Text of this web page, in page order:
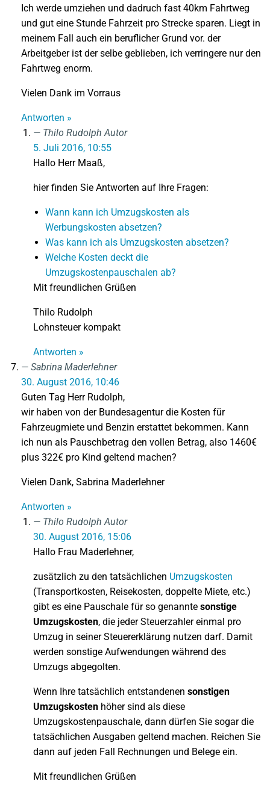
Ich werde umziehen und dadruch fast 40km Fahrtweg
und gut eine Stunde Fahrzeit pro Strecke sparen. Liegt in
meinem Fall auch ein beruflicher Grund vor. der
Arbeitgeber ist der selbe geblieben, ich verringere nur den
Fahrtweg enorm.
Vielen Dank im Vorraus
Antworten »
Thilo Rudolph Autor
5. Juli 2016, 10:55
Hallo Herr Maaß,
hier finden Sie Antworten auf Ihre Fragen:
Wann kann ich Umzugskosten als
Werbungskosten absetzen?
Was kann ich als Umzugskosten absetzen?
Welche Kosten deckt die
Umzugskostenpauschalen ab?
Mit freundlichen Grüßen
Thilo Rudolph
Lohnsteuer kompakt
Antworten »
Sabrina Maderlehner
30. August 2016, 10:46
Guten Tag Herr Rudolph,
wir haben von der Bundesagentur die Kosten für
Fahrzeugmiete und Benzin erstattet bekommen. Kann
ich nun als Pauschbetrag den vollen Betrag, also 1460€
plus 322€ pro Kind geltend machen?
Vielen Dank, Sabrina Maderlehner
Antworten »
Thilo Rudolph Autor
30. August 2016, 15:06
Hallo Frau Maderlehner,
zusätzlich zu den tatsächlichen Umzugskosten
(Transportkosten, Reisekosten, doppelte Miete, etc.)
gibt es eine Pauschale für so genannte sonstige
Umzugskosten, die jeder Steuerzahler einmal pro
Umzug in seiner Steuererklärung nutzen darf. Damit
werden sonstige Aufwendungen während des
Umzugs abgegolten.
Wenn Ihre tatsächlich entstandenen sonstigen
Umzugskosten höher sind als diese
Umzugskostenpauschale, dann dürfen Sie sogar die
tatsächlichen Ausgaben geltend machen. Reichen Sie
dann auf jeden Fall Rechnungen und Belege ein.
Mit freundlichen Grüßen